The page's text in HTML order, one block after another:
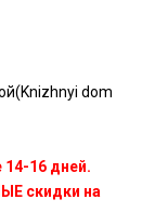
dom
14-16 дней.
скидки на